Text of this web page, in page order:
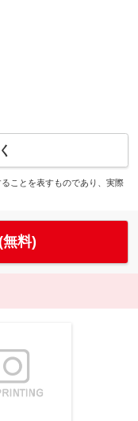
ことを表すものであり、実際
料)